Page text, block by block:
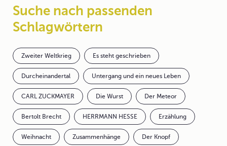
Suche nach passenden
Schlagwörtern
Zweiter Weltkrieg Es steht geschrieben
Durcheinandertal Untergang und ein neues Leben
CARL ZUCKMAYER Die Wurst Der Meteor
Bertolt Brecht HERRMANN HESSE Erzählung
Weihnacht Zusammenhänge Der Knopf